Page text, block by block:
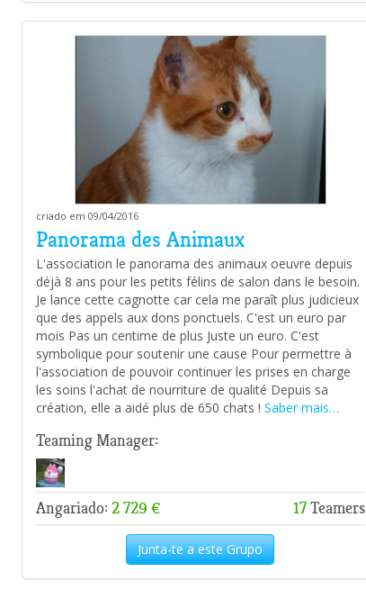
criado em 09/04/2016
Panorama des Animaux
L'association le panorama des animaux oeuvre depuis
déjà 8 ans pour les petits félins de salon dans le besoin.
Je lance cette cagnotte car cela me paraît plus judicieux
que des appels aux dons ponctuels. C'est un euro par
mois Pas un centime de plus Juste un euro. C'est
symbolique pour soutenir une cause Pour permettre à
l'association de pouvoir continuer les prises en charge
les soins l'achat de nourriture de qualité Depuis sa
création, elle a aidé plus de 650 chats ! Saber mais…
Teaming Manager:
Angariado: 2 729 € 17Teamers
Junta-te a este Grupo